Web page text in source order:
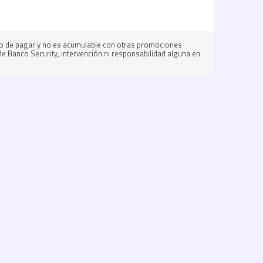
de pagar y no es acumulable con otras promociones
Banco Security, intervención ni responsabilidad alguna en